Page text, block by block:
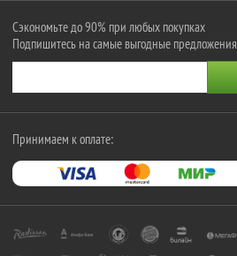
Сэкономьте до 90% при любых покупках
Подпишитесь на самые выгодные предложения
Принимаем к оплате: